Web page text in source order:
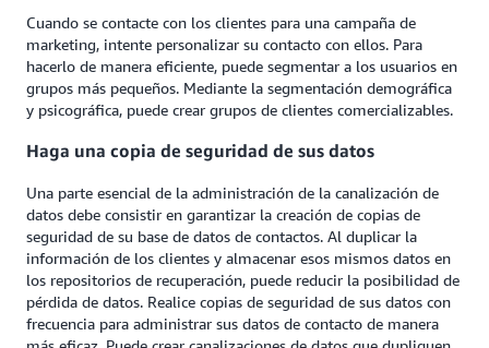
Cuando se contacte con los clientes para una campaña de
marketing, intente personalizar su contacto con ellos. Para
hacerlo de manera eficiente, puede segmentar a los usuarios en
grupos más pequeños. Mediante la segmentación demográfica
y psicográfica, puede crear grupos de clientes comercializables.
Haga una copia de seguridad de sus datos
Una parte esencial de la administración de la canalización de
datos debe consistir en garantizar la creación de copias de
seguridad de su base de datos de contactos. Al duplicar la
información de los clientes y almacenar esos mismos datos en
los repositorios de recuperación, puede reducir la posibilidad de
pérdida de datos. Realice copias de seguridad de sus datos con
frecuencia para administrar sus datos de contacto de manera